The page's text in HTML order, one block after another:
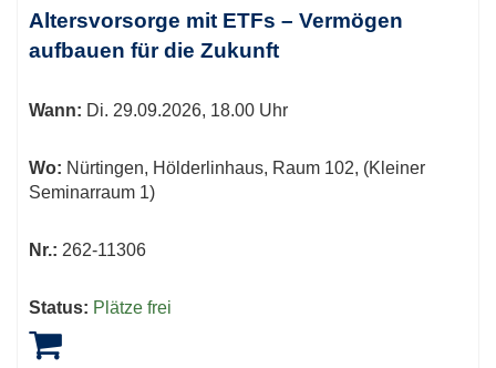
Altersvorsorge mit ETFs – Vermögen
aufbauen für die Zukunft
Wann: Di. 29.09.2026, 18.00 Uhr
Wo: Nürtingen, Hölderlinhaus, Raum 102, (Kleiner
Seminarraum 1)
Nr.: 262-11306
Status: Plätze frei